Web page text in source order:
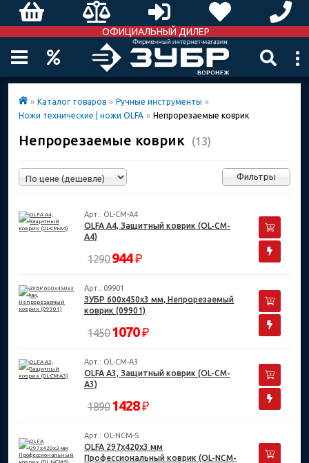
ОФИЦИАЛЬНЫЙ ДИЛЕР
» Каталог товаров » Ручные инструменты »
Ножи технические | ножи OLFA » Непрорезаемые коврик
Непрорезаемые коврик (13)
Фильтры
Арт.: OL-CM-A4
OLFA А4, Защитный коврик (OL-CM-
A4)
1290 944₽
Арт.: 09901
ЗУБР 600х450х3 мм, Непрорезаемый
коврик (09901)
1450 1070₽
Арт.: OL-CM-A3
OLFA А3, Защитный коврик (OL-CM-
A3)
1890 1428₽
Арт.: OL-NCM-S
OLFA 297х420х3 мм
Профессиональный коврик (OL-NCM-